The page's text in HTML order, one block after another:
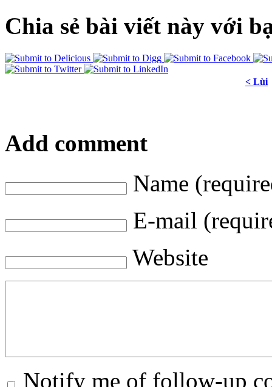
Chia sẻ bài viết này với
< Lùi
Add comment
Name
E-mail
Website
Notify me of follow-up